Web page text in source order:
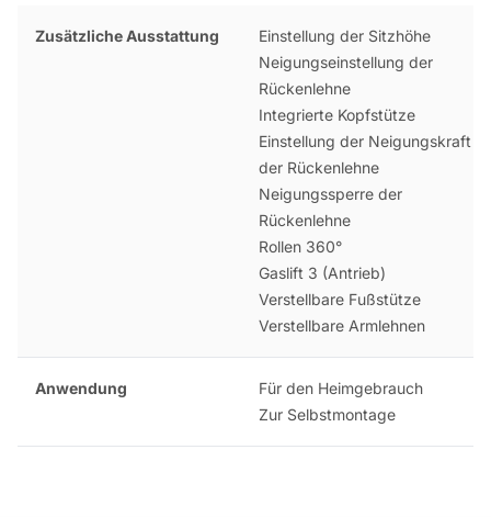
Zusätzliche Ausstattung
Einstellung der Sitzhöhe
Neigungseinstellung der
Rückenlehne
Integrierte Kopfstütze
Einstellung der Neigungskraft
der Rückenlehne
Neigungssperre der
Rückenlehne
Rollen 360°
Gaslift 3 (Antrieb)
Verstellbare Fußstütze
Verstellbare Armlehnen
Anwendung
Für den Heimgebrauch
Zur Selbstmontage